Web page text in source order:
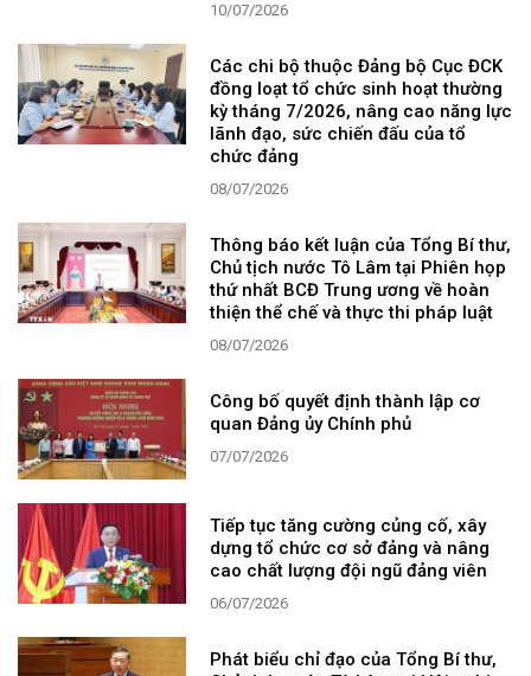
10/07/2026
Các chi bộ thuộc Đảng bộ Cục ĐCK
đồng loạt tổ chức sinh hoạt thường
kỳ tháng 7/2026, nâng cao năng lực
lãnh đạo, sức chiến đấu của tổ
chức đảng
08/07/2026
Thông báo kết luận của Tổng Bí thư,
Chủ tịch nước Tô Lâm tại Phiên họp
thứ nhất BCĐ Trung ương về hoàn
thiện thể chế và thực thi pháp luật
08/07/2026
Công bố quyết định thành lập cơ
quan Đảng ủy Chính phủ
07/07/2026
Tiếp tục tăng cường củng cố, xây
dựng tổ chức cơ sở đảng và nâng
cao chất lượng đội ngũ đảng viên
06/07/2026
Phát biểu chỉ đạo của Tổng Bí thư,